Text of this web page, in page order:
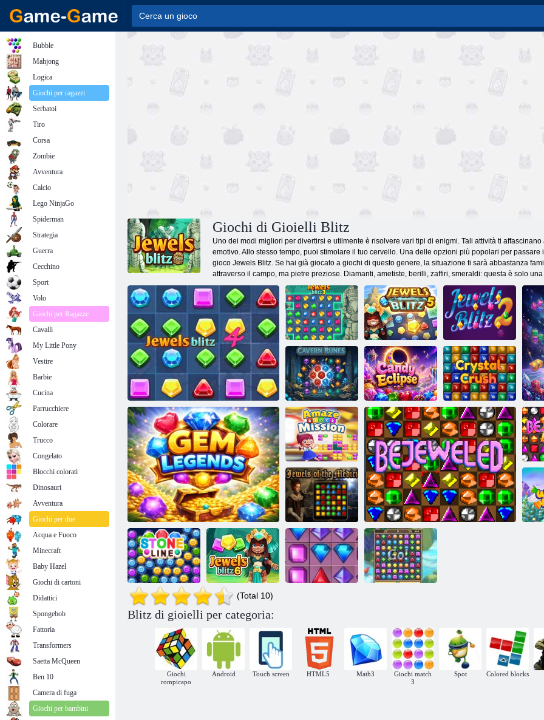
Giochi di Gioielli Blitz
Uno dei modi migliori per divertirsi e utilmente è risolvere vari tipi di enigmi. Tali attività ti
emotivo. Allo stesso tempo, puoi stimolare il tuo cervello. Una delle opzioni più popolari per
gioco Jewels Blitz. Se hai già giocato a giochi di questo genere, la situazione ti sarà abbastanza
attraverso il campo, ma pietre preziose. Diamanti, ametiste, berilli, zaffiri, smeraldi: questa è solo
Gioielli blitz 4
Gioielli blitz 3 Blitz di gioielli 5 Gioielli blitz 2
Rune della
caverna
Eclissi di
caramelle
Leggende delle gemme
Schianto di
cristallo
Missione stupire
Ingioiellato
Gioielli dei
Medici
Linea Pietra
L'assalto ai
Gioielli blitz
gioielli
(Total 10)
Blitz di gioielli per categoria:
Giochi
rompicapo
Android Touch screen HTML5 Math3
Giochi match
3
Spot Colored blocks
Bubble
Mahjong
Logica
Giochi per ragazzi
Serbatoi
Tiro
Corsa
Zombie
Avventura
Calcio
Lego NinjaGo
Spiderman
Strategia
Guerra
Cecchino
Sport
Volo
Giochi per Ragazze
Cavalli
My Little Pony
Vestire
Barbie
Cucina
Parrucchiere
Colorare
Trucco
Congelato
Blocchi colorati
Dinosauri
Avventura
Giochi per due
Acqua e Fuoco
Minecraft
Baby Hazel
Giochi di cartoni
Didattici
Spongebob
Fattoria
Transformers
Saetta McQueen
Ben 10
Camera di fuga
Giochi per bambini